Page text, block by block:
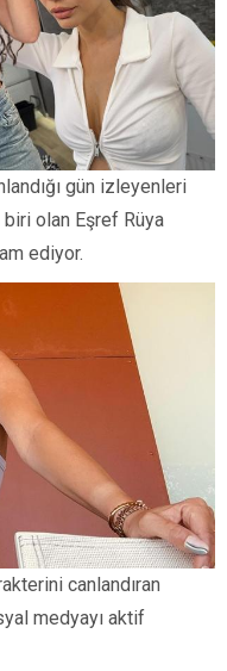
gün izleyenleri
olan Eşref Rüya
ediyor.
canlandıran
medyayı aktif